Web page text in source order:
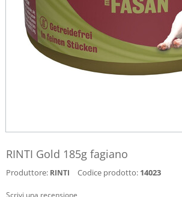
RINTI Gold 185g fagiano
Produttore: RINTI Codice prodotto: 14023
Scrivi una recensione